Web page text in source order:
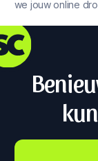
we jouw online